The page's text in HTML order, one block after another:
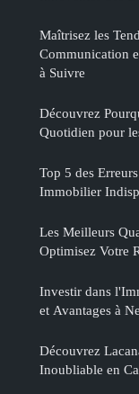
Maîtrisez les
Communication
à Suivre
Découvrez
Quotidien pour
Top 5 des
Immobilier
Les Meilleurs
Optimisez Votre
Investir dans
et Avantages à
Découvrez
Inoubliable en